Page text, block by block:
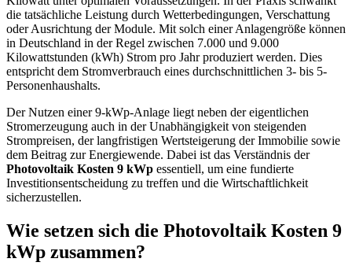
die tatsächliche Leistung durch Wetterbedingungen, Verschattung
oder Ausrichtung der Module. Mit solch einer Anlagengröße können
in Deutschland in der Regel zwischen 7.000 und 9.000
Kilowattstunden (kWh) Strom pro Jahr produziert werden. Dies
entspricht dem Stromverbrauch eines durchschnittlichen 3- bis 5-
Personenhaushalts.
Der Nutzen einer 9-kWp-Anlage liegt neben der eigentlichen
Stromerzeugung auch in der Unabhängigkeit von steigenden
Strompreisen, der langfristigen Wertsteigerung der Immobilie sowie
dem Beitrag zur Energiewende. Dabei ist das Verständnis der
Photovoltaik Kosten 9 kWp essentiell, um eine fundierte
Investitionsentscheidung zu treffen und die Wirtschaftlichkeit
sicherzustellen.
Wie setzen sich die Photovoltaik Kosten 9
kWp zusammen?